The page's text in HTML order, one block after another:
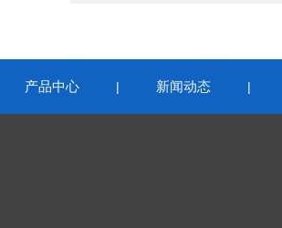
产品中心 | 新闻动态 |